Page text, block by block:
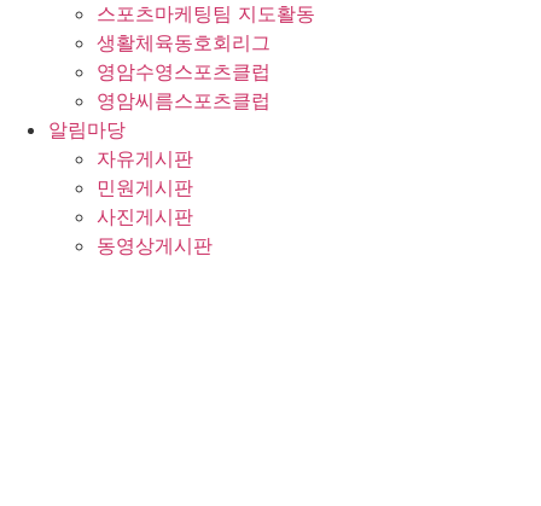
스포츠마케팅팀 지도활동
생활체육동호회리그
영암수영스포츠클럽
영암씨름스포츠클럽
알림마당
자유게시판
민원게시판
사진게시판
동영상게시판